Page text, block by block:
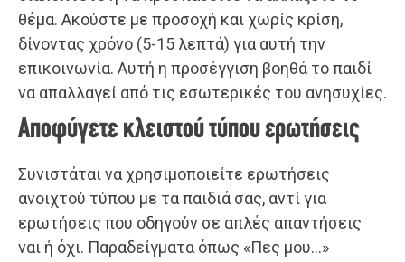
θέμα. Ακούστε με προσοχή και χωρίς κρίση,
δίνοντας χρόνο (5-15 λεπτά) για αυτή την
επικοινωνία. Αυτή η προσέγγιση βοηθά το παιδί
να απαλλαγεί από τις εσωτερικές του ανησυχίες.
Αποφύγετε κλειστού τύπου ερωτήσεις
Συνιστάται να χρησιμοποιείτε ερωτήσεις
ανοιχτού τύπου με τα παιδιά σας, αντί για
ερωτήσεις που οδηγούν σε απλές απαντήσεις
ναι ή όχι. Παραδείγματα όπως «Πες μου…»